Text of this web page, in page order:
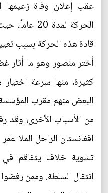
عقب إعلان وفاة زعيمها
الحركة
قادة هذه الحركة بسبب
أختر منصور وهو ما أثار
كثيرة، منها سرعة
البعض منهم مقرب المؤسسة
من الأسباب الأخرى، وقد
افغانستان الراحل الملا
تسوية خلاف يتفاقم
انتقال السلطة. وممن